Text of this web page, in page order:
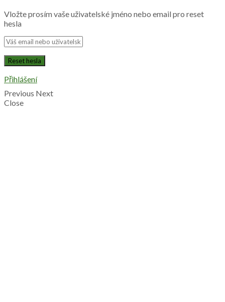
Vložte prosím vaše uživatelské jméno nebo email pro reset
hesla
Přihlášení
Previous Next
Close